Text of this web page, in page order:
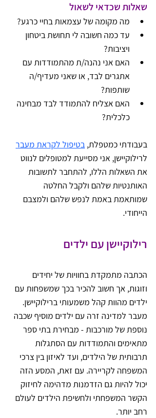
שאלות שכדאי לשאול
מה מקומה של עצמאות בחיי כרגע?
עד כמה חשובה לי תחושת ביטחון
ויציבות?
האם אני נהנה/ת מהתמודדות עם
אתגרים לבד, או שאני מעדיף/ה
שותפות?
האם אצליח להתמודד לבד מבחינה
כלכלית?
בעבודתי כמטפלת, בטיפול לקראת מעבר
לרילוקיישן, אני מסייעת למטופלים לנווט
את השאלות הללו, להתחבר לתשובות
האותנטיות שלהם ולקבל החלטה
שמותאמת באמת לנפש שלהם ולמצבם
הייחודי.
רילוקיישן עם ילדים
הכתבה מתמקדת בחוויות של יחידים
וזוגות, אך חשוב להכיר בכך שמשפחות עם
ילדים מהוות קהל משמעותי ברילוקיישן.
מעבר למדינה זרה עם ילדים מוסיף שכבה
נוספת של מורכבות - מבחירת בתי ספר
מתאימים והתמודדות עם הסתגלות
תרבותית של הילדים, ועד לאיזון בין צרכי
המשפחה לקריירה. עם זאת, המסע הזה
יכול להיות גם הזדמנות מדהימה לחיזוק
הקשר המשפחתי ולחשיפת הילדים לעולם
רחב יותר.